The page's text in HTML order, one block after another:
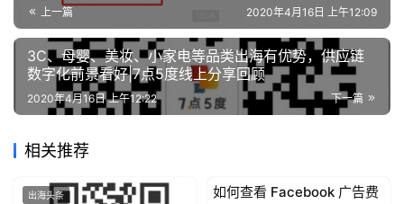
上一篇 2020年4月16日 上午12:09
3C、母婴、美妆、小家电等品类出海有优势，供应链
数字化前景看好|7点5度线上分享回顾
下一篇
2020年4月16日 上午12:22
相关推荐
出海头条 出海头条
如何查看 Facebook 广告费